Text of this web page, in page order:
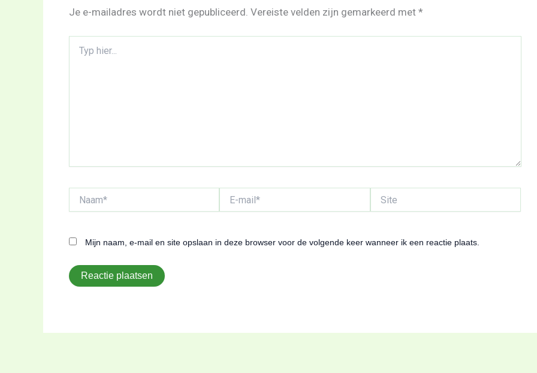
Je e-mailadres wordt niet gepubliceerd. Vereiste velden zijn gemarkeerd met *
hier...
mail*
Mijn naam, e-mail en site opslaan in deze browser voor de volgende keer wanneer ik een reactie plaats.